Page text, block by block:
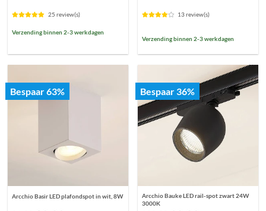
€134,90.€96,90.
25 review(s)
Verzending binnen 2-3 werkdagen
€96,90.€67,90.
13 review(s)
Verzending binnen 2-3 werkdagen
Bespaar 63%
Arcchio Basir LED plafondspot in wit, 8W
Bespaar 36%
Arcchio Bauke LED rail-spot zwart 24W
3000K